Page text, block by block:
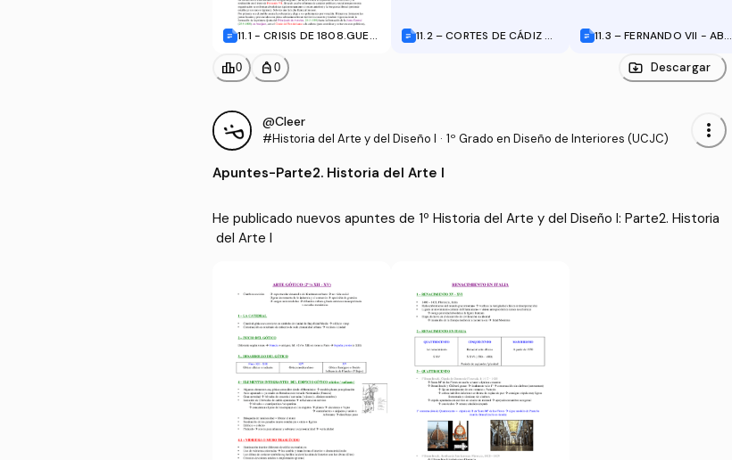
11.1 - CRISIS DE 1808.GUER
OMIENZOS DE REVOLUCIÓ
N LIBERAL.doc
11.2 – CORTES DE CÁDIZ Y
11.3 – FERNANDO VII - ABS
LA EMANCIPACIÓN DE LA A
MÉRICA ESPAÑOLA.doc
leaderboard0 personal_bag 0 Descargar
@Cleer
#Historia del Arte y del Diseño I · 1º Grado en Diseño de Interiores (UCJC) more_vert
Apuntes-Parte2. Historia del Arte I
He publicado nuevos apuntes de 1º Historia del Arte y del Diseño I: Parte2. Historia
del Arte I